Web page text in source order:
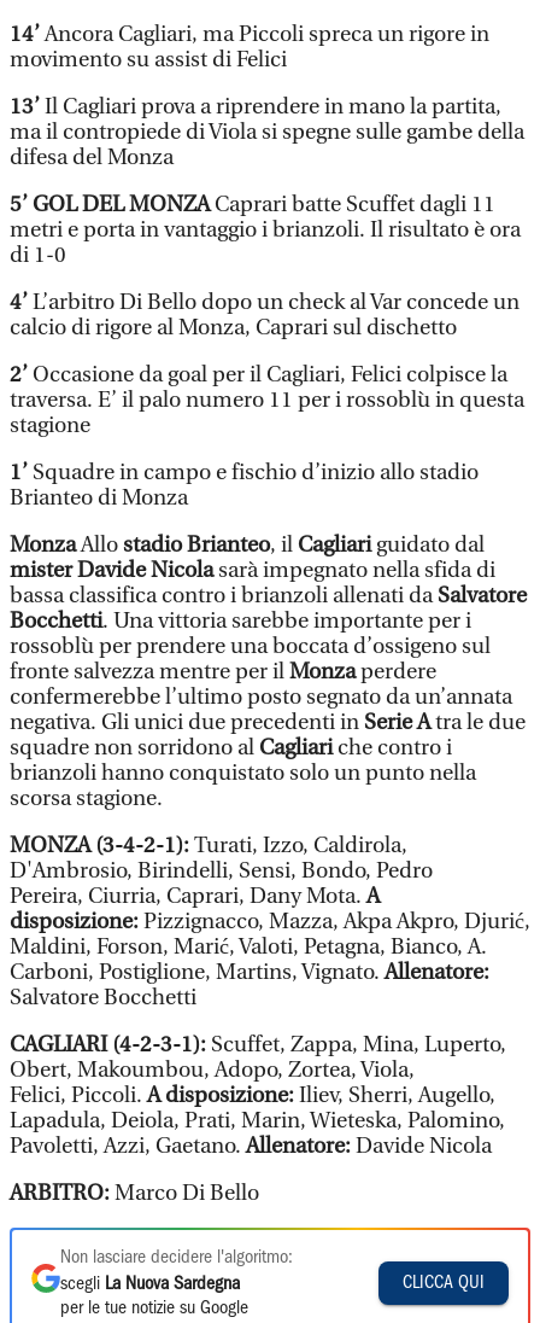
14’Ancora Cagliari, ma Piccoli spreca un rigore in
movimento su assist di Felici
13’Il Cagliari prova a riprendere in mano la partita,
ma il contropiede di Viola si spegne sulle gambe della
difesa del Monza
5’ GOL DEL MONZACaprari batte Scuffet dagli 11
metri e porta in vantaggio i brianzoli. Il risultato è ora
di 1-0
4’L’arbitro Di Bello dopo un check al Var concede un
calcio di rigore al Monza, Caprari sul dischetto
2’ Occasione da goal per il Cagliari, Felici colpisce la
traversa. E’ il palo numero 11 per i rossoblù in questa
stagione
1’ Squadre in campo e fischio d’inizio allo stadio
Brianteo di Monza
MonzaAllostadio Brianteo, il Cagliariguidato dal
mister Davide Nicolasarà impegnato nella sfida di
bassa classifica contro i brianzoli allenati daSalvatore
Bocchetti. Una vittoria sarebbe importante per i
rossoblù per prendere una boccata d’ossigeno sul
fronte salvezza mentre per ilMonzaperdere
confermerebbe l’ultimo posto segnato da un’annata
negativa. Gli unici due precedenti in Serie Atra le due
squadre non sorridono al Cagliariche contro i
brianzoli hanno conquistato solo un punto nella
scorsa stagione.
MONZA (3-4-2-1):Turati, Izzo, Caldirola,
D'Ambrosio, Birindelli, Sensi, Bondo, Pedro
Pereira, Ciurria, Caprari, Dany Mota.A
disposizione:Pizzignacco, Mazza, Akpa Akpro, Djurić,
Maldini, Forson, Marić, Valoti, Petagna, Bianco, A.
Carboni, Postiglione, Martins, Vignato.Allenatore:
Salvatore Bocchetti
CAGLIARI (4-2-3-1): Scuffet, Zappa, Mina, Luperto,
Obert, Makoumbou, Adopo, Zortea, Viola,
Felici, Piccoli.A disposizione:Iliev, Sherri, Augello,
Lapadula, Deiola, Prati, Marin, Wieteska, Palomino,
Pavoletti, Azzi, Gaetano.Allenatore:Davide Nicola
ARBITRO:Marco Di Bello
Non lasciare decidere l'algoritmo:
scegli La Nuova Sardegna
per le tue notizie su Google
CLICCA QUI